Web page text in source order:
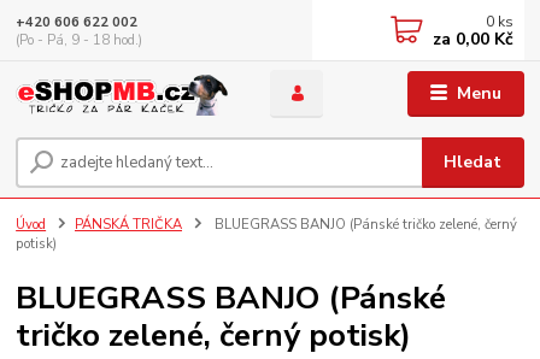
Menu
Hledat
+420 606 622 002
(Po - Pá, 9 - 18 hod.)
0 ks
za 0,00 Kč
Úvod PÁNSKÁ TRIČKA
BLUEGRASS BANJO (Pánské tričko zelené, černý
potisk)
BLUEGRASS BANJO (Pánské
tričko zelené, černý potisk)